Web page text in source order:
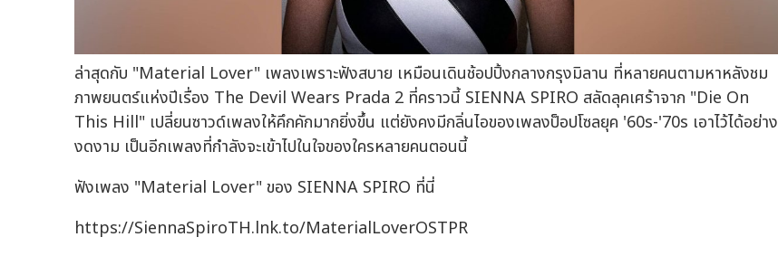
ล่าสุดกับ "Material Lover" เพลงเพราะฟังสบาย เหมือนเดินช้อปปิ้งกลางกรุงมิลาน ที่หลายคนตามหาหลังชม
ภาพยนตร์แห่งปีเรื่อง The Devil Wears Prada 2 ที่คราวนี้ SIENNA SPIRO สลัดลุคเศร้าจาก "Die On
This Hill" เปลี่ยนซาวด์เพลงให้คึกคักมากยิ่งขึ้น แต่ยังคงมีกลิ่นไอของเพลงป็อปโซลยุค '60s-'70s เอาไว้ได้อย่าง
งดงาม เป็นอีกเพลงที่กำลังจะเข้าไปในใจของใครหลายคนตอนนี้
ฟังเพลง "Material Lover" ของ SIENNA SPIRO ที่นี่
https://SiennaSpiroTH.lnk.to/MaterialLoverOSTPR